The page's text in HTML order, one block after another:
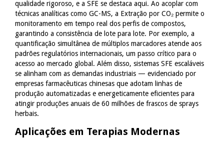
qualidade rigoroso, e a SFE se destaca aqui. Ao acoplar com
técnicas analíticas como GC-MS, a Extração por CO₂ permite o
monitoramento em tempo real dos perfis de compostos,
garantindo a consistência de lote para lote. Por exemplo, a
quantificação simultânea de múltiplos marcadores atende aos
padrões regulatórios internacionais, um passo crítico para o
acesso ao mercado global. Além disso, sistemas SFE escaláveis
se alinham com as demandas industriais — evidenciado por
empresas farmacêuticas chinesas que adotam linhas de
produção automatizadas e energeticamente eficientes para
atingir produções anuais de 60 milhões de frascos de sprays
herbais.
Aplicações em Terapias Modernas